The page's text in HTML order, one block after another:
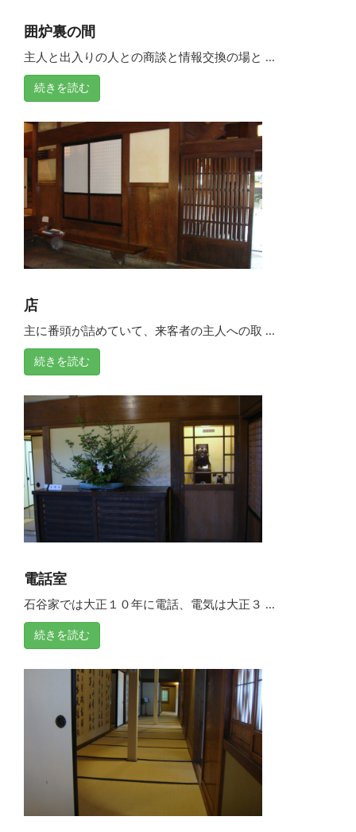
囲炉裏の間
主人と出入りの人との商談と情報交換の場と ...
続きを読む
店
主に番頭が詰めていて、来客者の主人への取 ...
続きを読む
電話室
石谷家では大正１０年に電話、電気は大正３ ...
続きを読む